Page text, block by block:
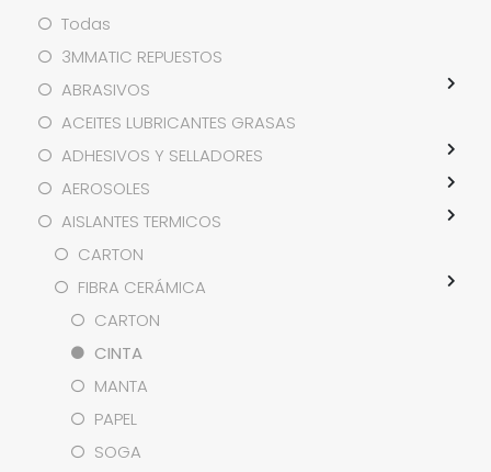
Todas
3MMATIC REPUESTOS
ABRASIVOS
ACEITES LUBRICANTES GRASAS
ADHESIVOS Y SELLADORES
AEROSOLES
AISLANTES TERMICOS
CARTON
FIBRA CERÁMICA
CARTON
CINTA
MANTA
PAPEL
SOGA